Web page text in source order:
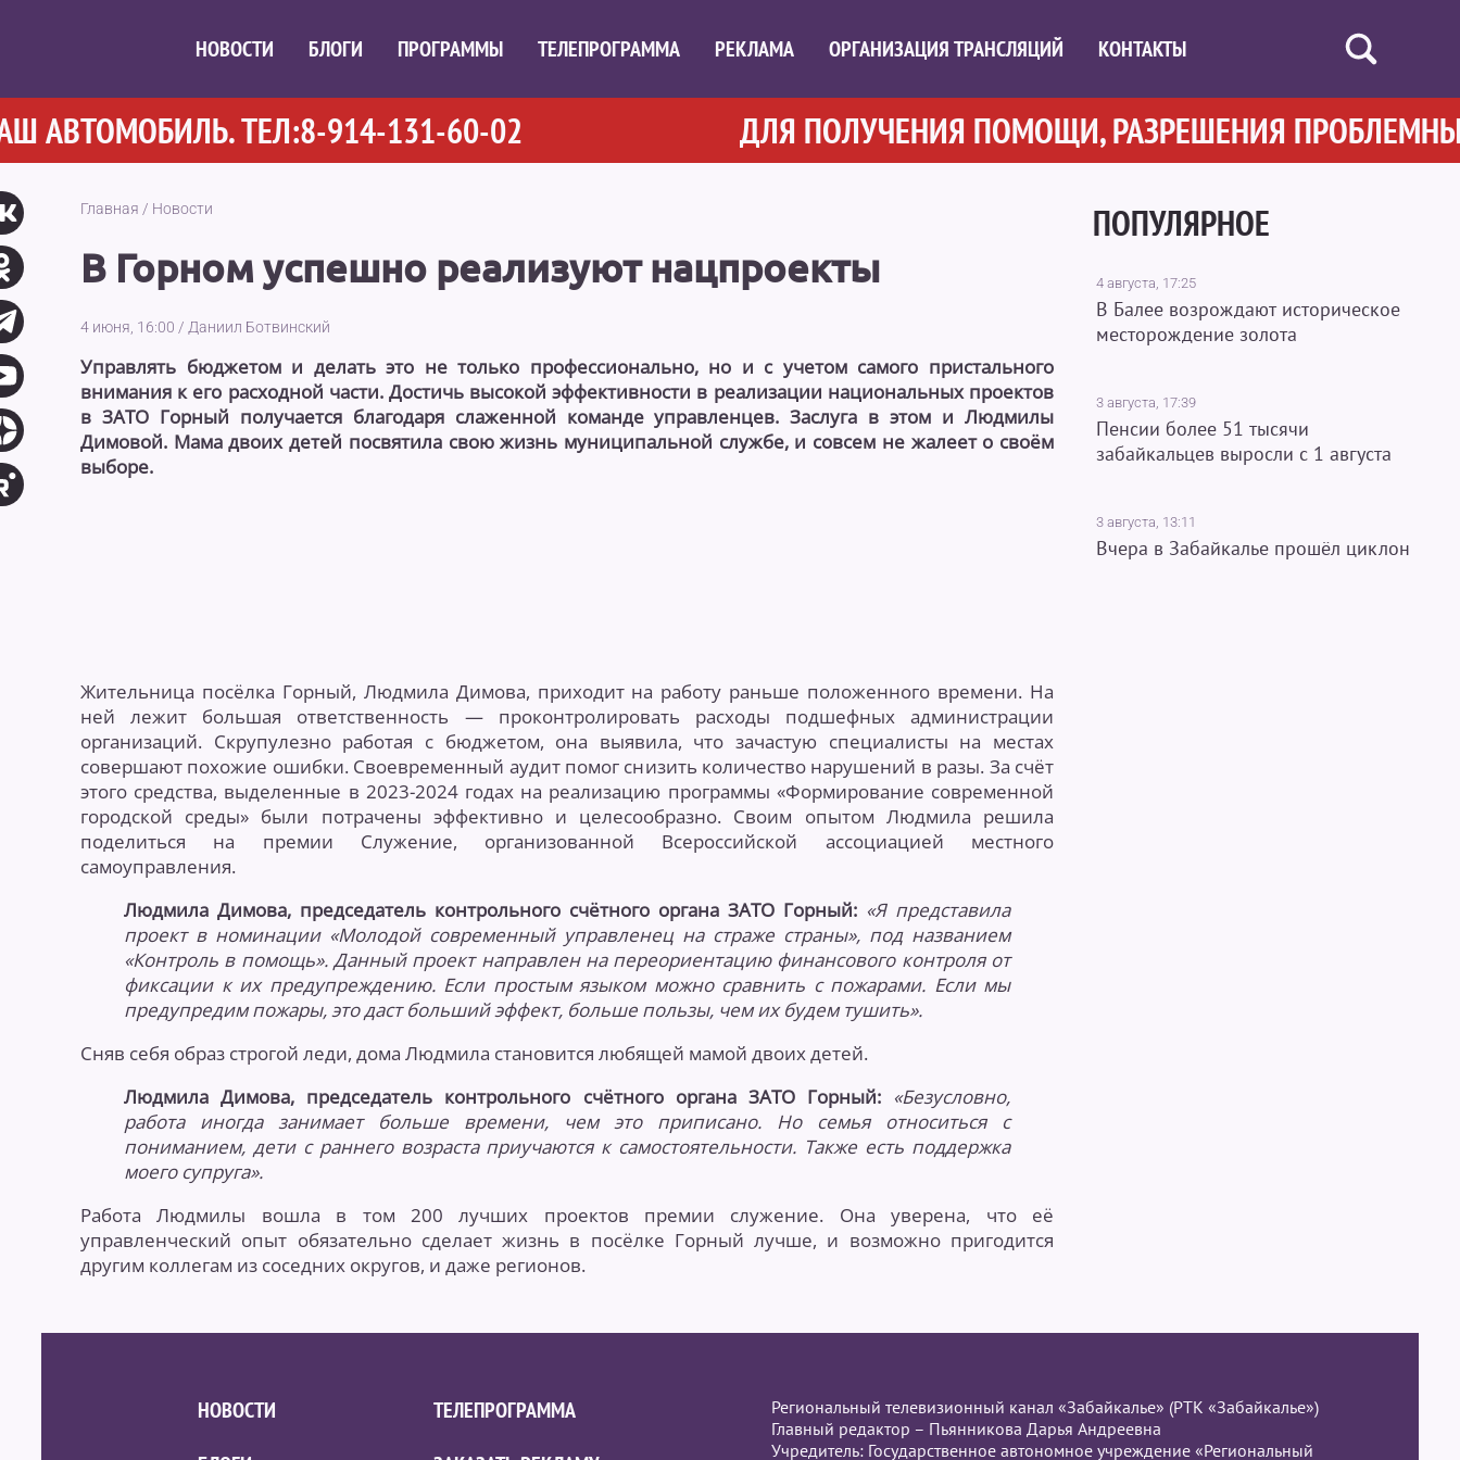
НОВОСТИ БЛОГИ ПРОГРАММЫ ТЕЛЕПРОГРАММА РЕКЛАМА ОРГАНИЗАЦИЯ ТРАНСЛЯЦИЙ КОНТАКТЫ
ТЕЛ:8-914-131-60-02 ДЛЯ ПОЛУЧЕНИЯ ПОМОЩИ, РАЗРЕШЕНИЯ
Главная / Новости
В Горном успешно реализуют нацпроекты
4 июня, 16:00 / Даниил Ботвинский
Управлять бюджетом и делать это не только профессионально, но и с учетом самого пристального
внимания к его расходной части. Достичь высокой эффективности в реализации национальных проектов
в ЗАТО Горный получается благодаря слаженной команде управленцев. Заслуга в этом и Людмилы
Димовой. Мама двоих детей посвятила свою жизнь муниципальной службе, и совсем не жалеет о своём
выборе.
Жительница посёлка Горный, Людмила Димова, приходит на работу раньше положенного времени. На
ней лежит большая ответственность — проконтролировать расходы подшефных администрации
организаций. Скрупулезно работая с бюджетом, она выявила, что зачастую специалисты на местах
совершают похожие ошибки. Своевременный аудит помог снизить количество нарушений в разы. За счёт
этого средства, выделенные в 2023-2024 годах на реализацию программы «Формирование современной
городской среды» были потрачены эффективно и целесообразно. Своим опытом Людмила решила
поделиться на премии Служение, организованной Всероссийской ассоциацией местного
самоуправления.
Людмила Димова, председатель контрольного счётного органа ЗАТО Горный: «Я представила
проект в номинации «Молодой современный управленец на страже страны», под названием
«Контроль в помощь». Данный проект направлен на переориентацию финансового контроля от
фиксации к их предупреждению. Если простым языком можно сравнить с пожарами. Если мы
предупредим пожары, это даст больший эффект, больше пользы, чем их будем тушить».
Сняв себя образ строгой леди, дома Людмила становится любящей мамой двоих детей.
Людмила Димова, председатель контрольного счётного органа ЗАТО Горный: «Безусловно,
работа иногда занимает больше времени, чем это приписано. Но семья относиться с
пониманием, дети с раннего возраста приучаются к самостоятельности. Также есть поддержка
моего супруга».
Работа Людмилы вошла в том 200 лучших проектов премии служение. Она уверена, что её
управленческий опыт обязательно сделает жизнь в посёлке Горный лучше, и возможно пригодится
другим коллегам из соседних округов, и даже регионов.
ПОПУЛЯРНОЕ
4 августа, 17:25
В Балее возрождают историческое
месторождение золота
3 августа, 17:39
Пенсии более 51 тысячи
забайкальцев выросли с 1 августа
3 августа, 13:11
Вчера в Забайкалье прошёл циклон
НОВОСТИ
ТЕЛЕПРОГРАММА
Региональный телевизионный канал «Забайкалье» (РТК «Забайкалье»)
Главный редактор – Пьянникова Дарья Андреевна
Учредитель: Государственное автономное учреждение «Региональный